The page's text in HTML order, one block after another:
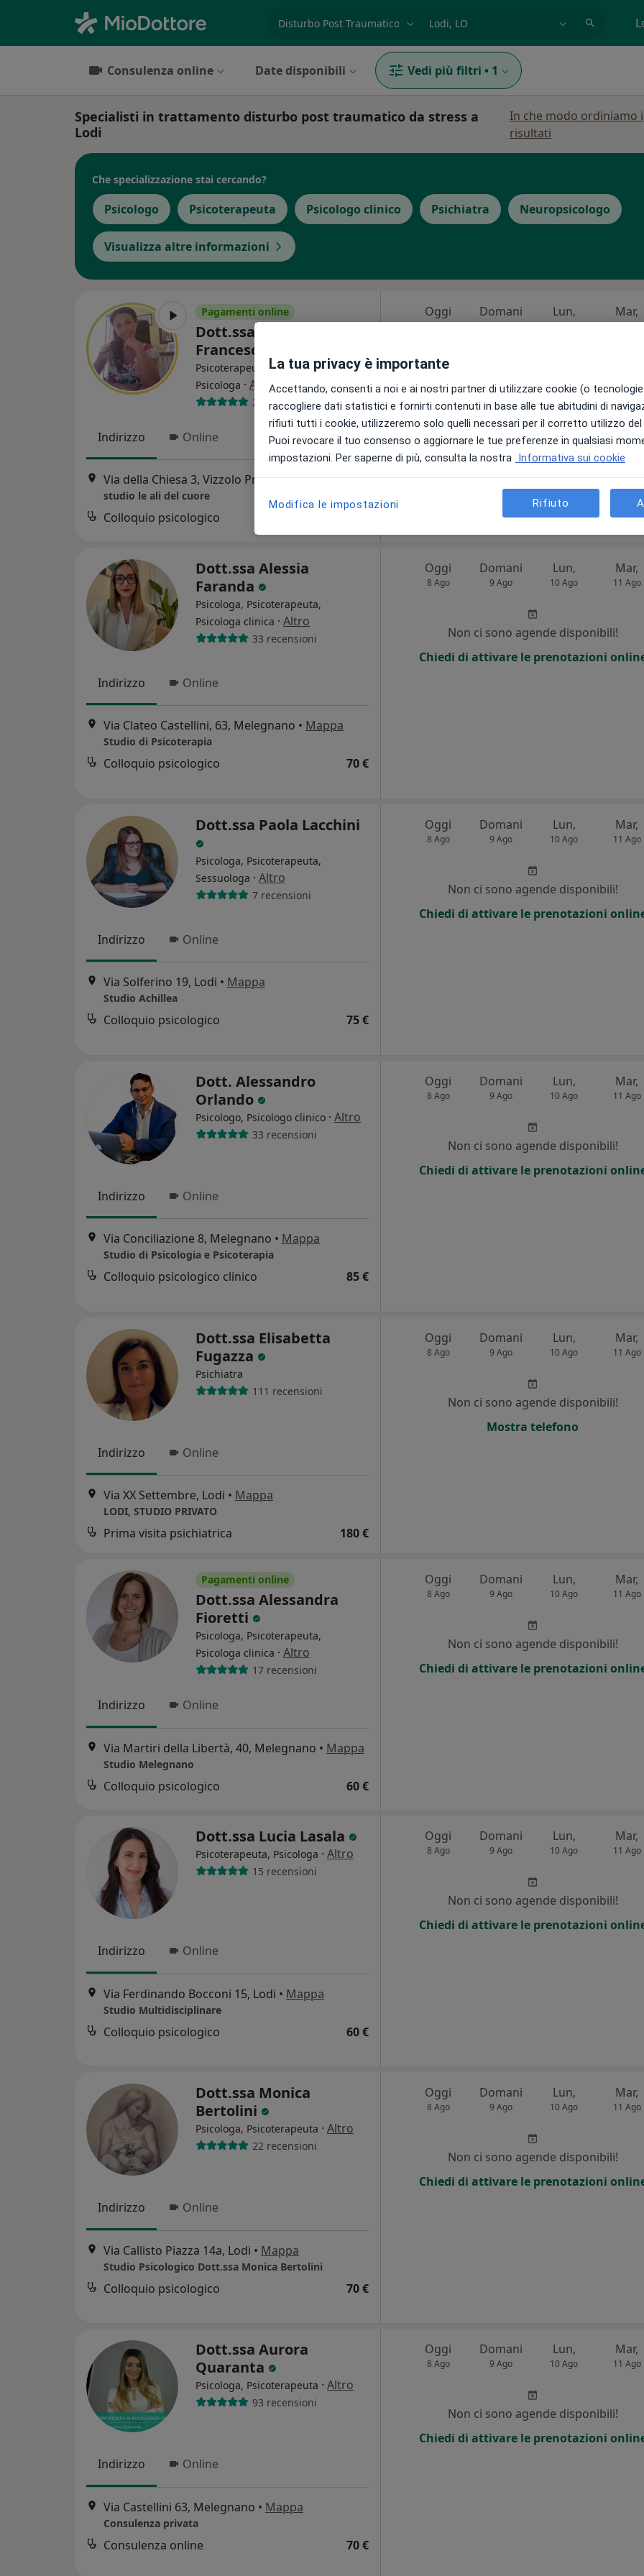
Consulenza online Date disponibili Vedi più filtri • 1
Specialisti in trattamento disturbo post traumatico da stress a
Lodi
In che modo ordiniamo i
risultati
Che specializzazione stai cercando?
Psicologo Psicoterapeuta Psicologo clinico Psichiatra Neuropsicologo
Visualizza altre informazioni
Pagamenti online
Dott.ssa Laura
Francesca Bambara
Psicoterapeuta, Psicologa clinica,
Psicologa · Altro
212 recensioni
Indirizzo Online
Via della Chiesa 3, Vizzolo Predabissi
studio le ali del cuore
Colloquio psicologico
Oggi
8 Ago
Domani
9 Ago
Lun,
10 Ago
Mar,
11 Ago
Chiedi di attivare le prenotazioni
Dott.ssa Alessia
Faranda
Psicologa, Psicoterapeuta,
Psicologa clinica · Altro
33 recensioni
Indirizzo Online
Via Clateo Castellini, 63, Melegnano • Mappa
Studio di Psicoterapia
Colloquio psicologico 70 €
Oggi
8 Ago
Domani
9 Ago
Lun,
10 Ago
Mar,
11 Ago
Non ci sono agende disponibili!
Chiedi di attivare le prenotazioni
Dott.ssa Paola Lacchini
Psicologa, Psicoterapeuta,
Sessuologa · Altro
7 recensioni
Indirizzo Online
Via Solferino 19, Lodi • Mappa
Studio Achillea
Colloquio psicologico 75 €
Oggi
8 Ago
Domani
9 Ago
Lun,
10 Ago
Mar,
11 Ago
Non ci sono agende disponibili!
Chiedi di attivare le prenotazioni
Dott. Alessandro
Orlando
Psicologo, Psicologo clinico · Altro
33 recensioni
Indirizzo Online
Via Conciliazione 8, Melegnano • Mappa
Studio di Psicologia e Psicoterapia
Colloquio psicologico clinico 85 €
Oggi
8 Ago
Domani
9 Ago
Lun,
10 Ago
Mar,
11 Ago
Non ci sono agende disponibili!
Chiedi di attivare le prenotazioni
Dott.ssa Elisabetta
Fugazza
Psichiatra
111 recensioni
Indirizzo Online
Via XX Settembre, Lodi • Mappa
LODI, STUDIO PRIVATO
Prima visita psichiatrica 180 €
Oggi
8 Ago
Domani
9 Ago
Lun,
10 Ago
Mar,
11 Ago
Non ci sono agende disponibili!
Mostra telefono
Pagamenti online
Dott.ssa Alessandra
Fioretti
Psicologa, Psicoterapeuta,
Psicologa clinica · Altro
17 recensioni
Indirizzo Online
Via Martiri della Libertà, 40, Melegnano • Mappa
Studio Melegnano
Colloquio psicologico 60 €
Oggi
8 Ago
Domani
9 Ago
Lun,
10 Ago
Mar,
11 Ago
Non ci sono agende disponibili!
Chiedi di attivare le prenotazioni
Dott.ssa Lucia Lasala
Psicoterapeuta, Psicologa · Altro
15 recensioni
Indirizzo Online
Via Ferdinando Bocconi 15, Lodi • Mappa
Studio Multidisciplinare
Colloquio psicologico 60 €
Oggi
8 Ago
Domani
9 Ago
Lun,
10 Ago
Mar,
11 Ago
Non ci sono agende disponibili!
Chiedi di attivare le prenotazioni
Dott.ssa Monica
Bertolini
Psicologa, Psicoterapeuta · Altro
22 recensioni
Indirizzo Online
Via Callisto Piazza 14a, Lodi • Mappa
Studio Psicologico Dott.ssa Monica Bertolini
Colloquio psicologico 70 €
Oggi
8 Ago
Domani
9 Ago
Lun,
10 Ago
Mar,
11 Ago
Non ci sono agende disponibili!
Chiedi di attivare le prenotazioni
Dott.ssa Aurora
Quaranta
Psicologa, Psicoterapeuta · Altro
93 recensioni
Indirizzo Online
Via Castellini 63, Melegnano • Mappa
Consulenza privata
Consulenza online 70 €
Oggi
8 Ago
Domani
9 Ago
Lun,
10 Ago
Mar,
11 Ago
Non ci sono agende disponibili!
Chiedi di attivare le prenotazioni
La tua privacy è importante
Accettando, consenti a noi e ai nostri partner di utilizzare cookie (o
raccogliere dati statistici e fornirti contenuti in base alle tue abitudini di
rifiuti tutti i cookie, utilizzeremo solo quelli necessari per il corretto utilizzo
Puoi revocare il tuo consenso o aggiornare le tue preferenze in qualsiasi
impostazioni. Per saperne di più, consulta la nostra Informativa sui cookie
Modifica le impostazioni Rifiuto